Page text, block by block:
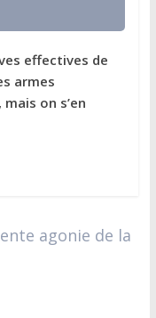
effectives de
armes
on s’en
agonie de la